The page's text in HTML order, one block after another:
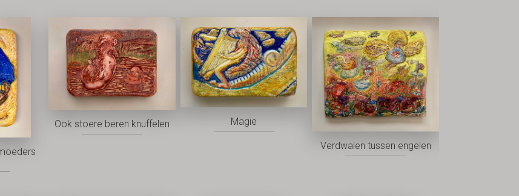
Ook stoere beren knuffelen Magie
Verdwalen tussen engelen